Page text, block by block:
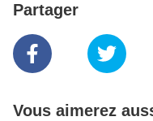
Partager
Vous aimerez